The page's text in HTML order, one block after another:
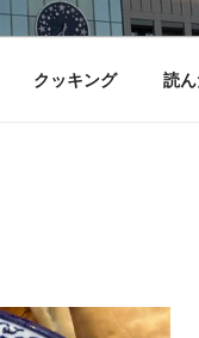
クッキング 読